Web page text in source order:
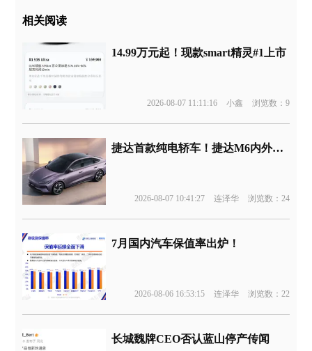
相关阅读
14.99万元起！现款smart精灵#1上市
2026-08-07 11:11:16 小鑫 浏览数：9
捷达首款纯电轿车！捷达M6内外官图发布
2026-08-07 10:41:27 连泽华 浏览数：24
7月国内汽车保值率出炉！
2026-08-06 16:53:15 连泽华 浏览数：22
长城魏牌CEO否认蓝山停产传闻